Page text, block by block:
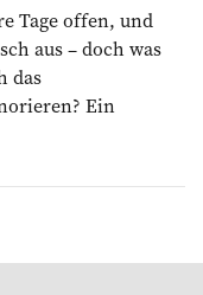
Tage offen, und
aus – doch was
das
Ein